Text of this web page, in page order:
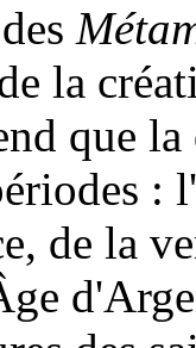
la
que
:
de la